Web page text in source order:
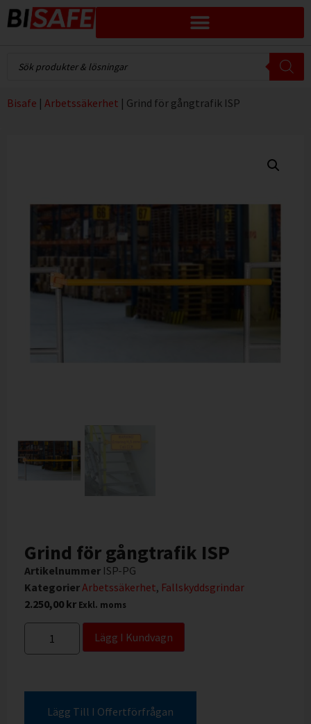
Bisafe | Arbetssäkerhet | Grind för gångtrafik ISP
Grind för gångtrafik ISP
Artikelnummer ISP-PG
KategorierArbetssäkerhet, Fallskyddsgrindar
2.250,00 kr Exkl. moms
Lägg I Kundvagn
Lägg Till I Offertförfrågan